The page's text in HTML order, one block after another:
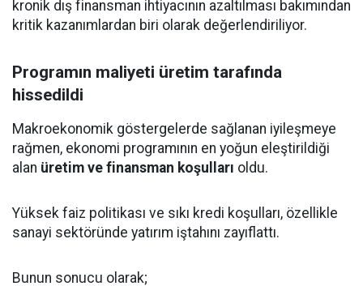
kronik dış finansman ihtiyacının azaltılması bakımından
kritik kazanımlardan biri olarak değerlendiriliyor.
Programın maliyeti üretim tarafında
hissedildi
Makroekonomik göstergelerde sağlanan iyileşmeye
rağmen, ekonomi programının en yoğun eleştirildiği
alan üretim ve finansman koşulları oldu.
Yüksek faiz politikası ve sıkı kredi koşulları, özellikle
sanayi sektöründe yatırım iştahını zayıflattı.
Bunun sonucu olarak;